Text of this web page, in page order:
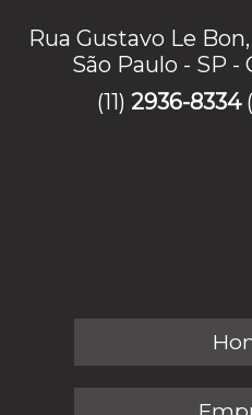
Rua Gustavo Le
São Paulo - SP -
(11) 2936-8334